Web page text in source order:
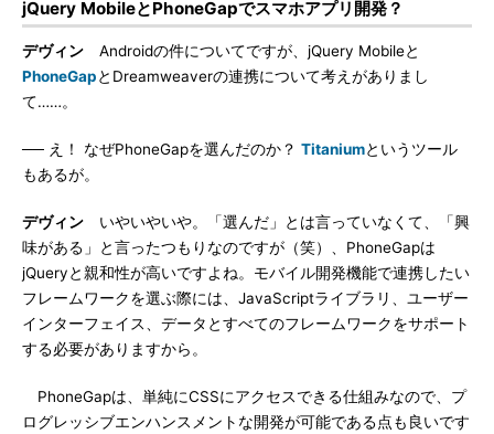
jQuery MobileとPhoneGapでスマホアプリ開発？
デヴィン Androidの件についてですが、jQuery Mobileと
PhoneGapとDreamweaverの連携について考えがありまし
て……。
── え！ なぜPhoneGapを選んだのか？ Titaniumというツール
もあるが。
デヴィン いやいやいや。「選んだ」とは言っていなくて、「興
味がある」と言ったつもりなのですが（笑）、PhoneGapは
jQueryと親和性が高いですよね。モバイル開発機能で連携したい
フレームワークを選ぶ際には、JavaScriptライブラリ、ユーザー
インターフェイス、データとすべてのフレームワークをサポート
する必要がありますから。
PhoneGapは、単純にCSSにアクセスできる仕組みなので、プ
ログレッシブエンハンスメントな開発が可能である点も良いです